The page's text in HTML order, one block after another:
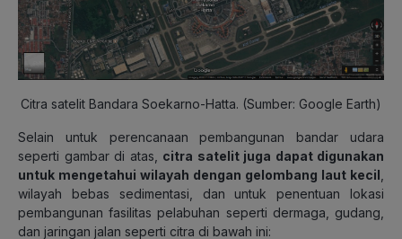
Citra satelit Bandara Soekarno-Hatta. (Sumber: Google Earth)
Selain untuk perencanaan pembangunan bandar udara
seperti gambar di atas, citra satelit juga dapat digunakan
untuk mengetahui wilayah dengan gelombang laut kecil
wilayah bebas sedimentasi, dan untuk penentuan lokasi
pembangunan fasilitas pelabuhan seperti dermaga, gudang,
dan jaringan jalan seperti citra di bawah ini: